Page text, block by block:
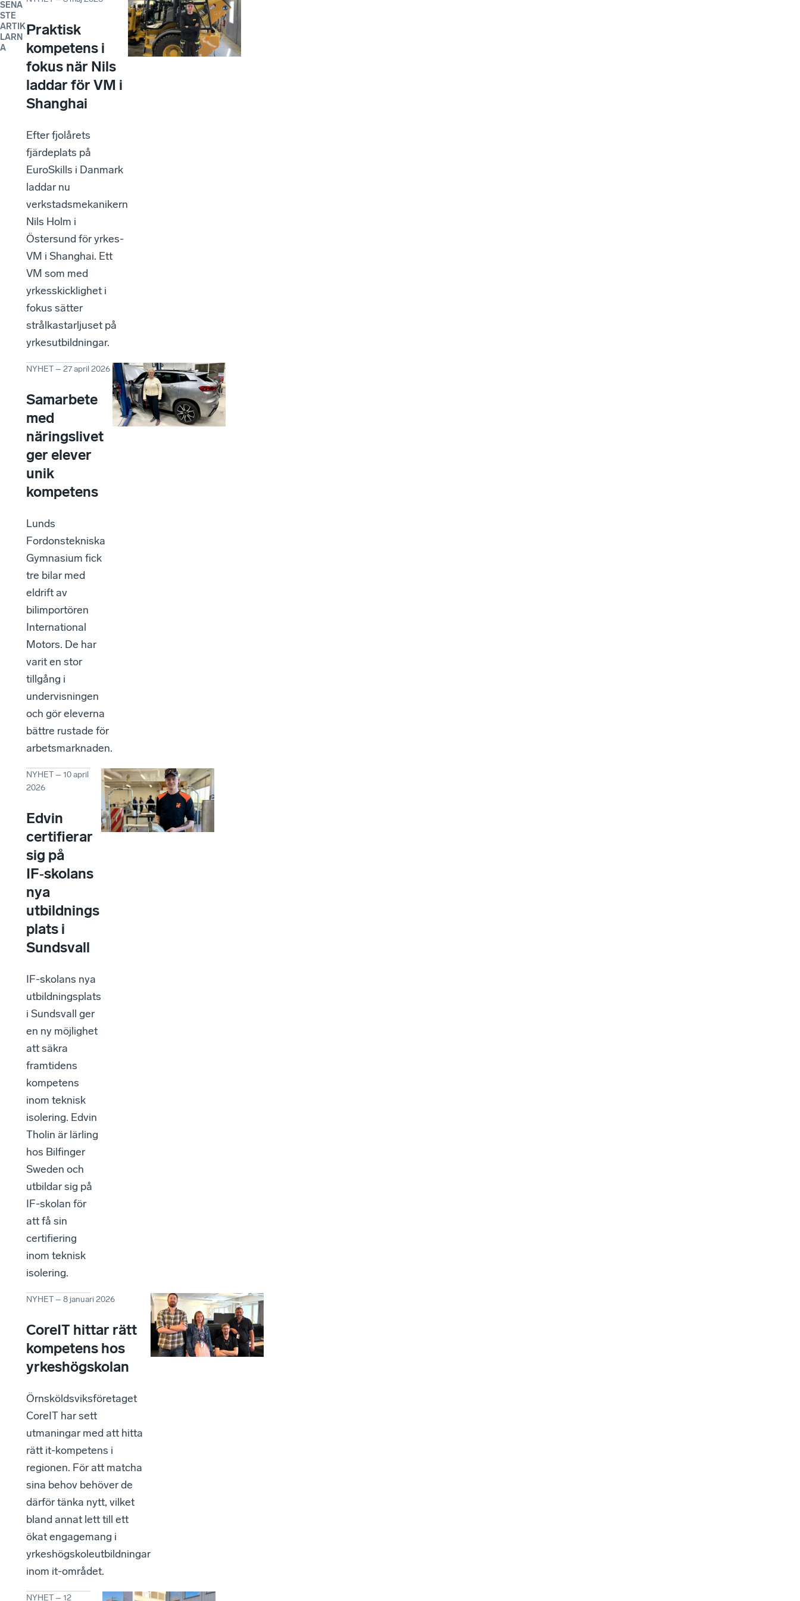
SENA
STE
ARTIK
LARN
A
Praktisk
kompetens i
fokus när Nils
laddar för VM i
Shanghai
Efter fjolårets
fjärdeplats på
EuroSkills i Danmark
laddar nu
verkstadsmekanikern
Nils Holm i
Östersund för yrkes-
VM i Shanghai. Ett
VM som med
yrkesskicklighet i
fokus sätter
strålkastarljuset på
yrkesutbildningar.
NYHET –27 april 2026
Samarbete
med
näringslivet
ger elever
unik
kompetens
Lunds
Fordonstekniska
Gymnasium fick
tre bilar med
eldrift av
bilimportören
International
Motors. De har
varit en stor
tillgång i
undervisningen
och gör eleverna
bättre rustade för
arbetsmarknaden.
NYHET –10 april
2026
Edvin
certifierar
sig på
IF‑skolans
nya
utbildnings
plats i
Sundsvall
IF-skolans nya
utbildningsplats
i Sundsvall ger
en ny möjlighet
att säkra
framtidens
kompetens
inom teknisk
isolering. Edvin
Tholin är lärling
hos Bilfinger
Sweden och
utbildar sig på
IF-skolan för
att få sin
certifiering
inom teknisk
isolering.
NYHET –8 januari 2026
CoreIT hittar rätt
kompetens hos
yrkes­högskolan
Örnsköldsviksföretaget
CoreIT har sett
utmaningar med att hitta
rätt it-kompetens i
regionen. För att matcha
sina behov behöver de
därför tänka nytt, vilket
bland annat lett till ett
ökat engagemang i
yrkeshögskoleutbildningar
inom it-området.
NYHET –12